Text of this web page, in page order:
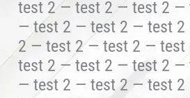
test 2 — test 2 — test 2 —
— test 2 — test 2 — test
2 — test 2 — test 2 —
test 2 — test 2 — test 2 —
— test 2 — test 2 — test